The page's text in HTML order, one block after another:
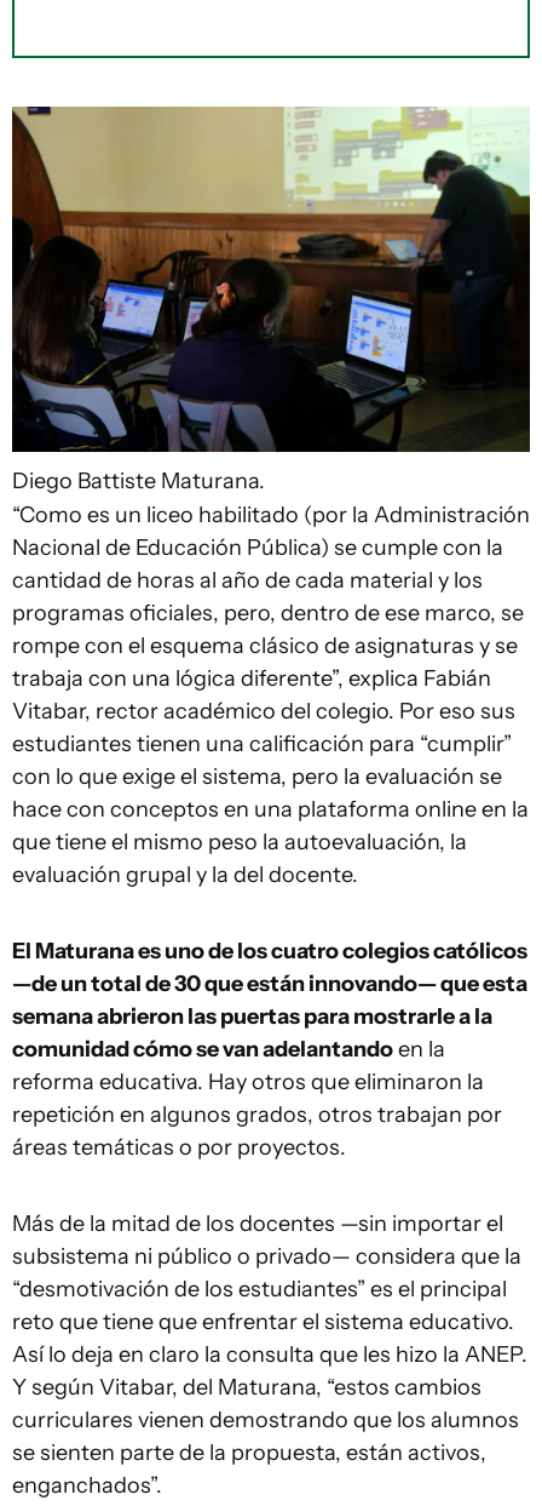
Diego Battiste Maturana.
“Como es un liceo habilitado (por la Administración
Nacional de Educación Pública) se cumple con la
cantidad de horas al año de cada material y los
programas oficiales, pero, dentro de ese marco, se
rompe con el esquema clásico de asignaturas y se
trabaja con una lógica diferente”, explica Fabián
Vitabar, rector académico del colegio. Por eso sus
estudiantes tienen una calificación para “cumplir”
con lo que exige el sistema, pero la evaluación se
hace con conceptos en una plataforma online en la
que tiene el mismo peso la autoevaluación, la
evaluación grupal y la del docente.
El Maturana es uno de los cuatro colegios católicos
—de un total de 30 que están innovando— que esta
semana abrieron las puertas para mostrarle a la
comunidad cómo se van adelantandoen la
reforma educativa. Hay otros que eliminaron la
repetición en algunos grados, otros trabajan por
áreas temáticas o por proyectos.
Más de la mitad de los docentes —sin importar el
subsistema ni público o privado— considera que la
“desmotivación de los estudiantes” es el principal
reto que tiene que enfrentar el sistema educativo.
Así lo deja en claro la consulta que les hizo la ANEP.
Y según Vitabar, del Maturana, “estos cambios
curriculares vienen demostrando que los alumnos
se sienten parte de la propuesta, están activos,
enganchados”.